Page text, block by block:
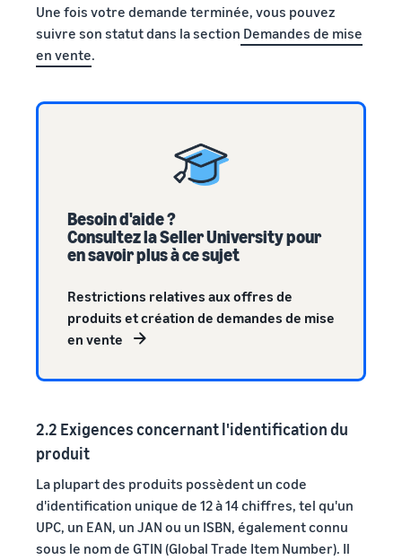
Une fois votre demande terminée, vous pouvez
suivre son statut dans la section Demandes de mise
en vente.
Besoin d'aide ?
Consultez la Seller University pour
en savoir plus à ce sujet
Restrictions relatives aux offres de
produits et création de demandes de mise
en vente
2.2 Exigences concernant l'identification du
produit
La plupart des produits possèdent un code
d'identification unique de 12 à 14 chiffres, tel qu'un
UPC, un EAN, un JAN ou un ISBN, également connu
sous le nom de GTIN (Global Trade Item Number). Il